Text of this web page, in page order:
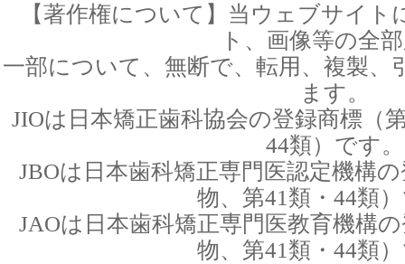
【著作権について】当ウェブサイ
ト、画像等の全
一部について、無断で、転用、複製、
ます。
JIOは日本矯正歯科協会の登録商標（
44類）です。
JBOは日本歯科矯正専門医認定機構
物、第41類・44類
JAOは日本歯科矯正専門医教育機構
物、第41類・44類